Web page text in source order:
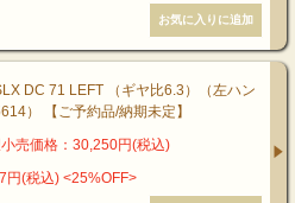
DC 71 LEFT （ギヤ比6.3）（左ハン
） 【ご予約品/納期未定】
売価格：30,250円(税込)
円(税込) <25%OFF>